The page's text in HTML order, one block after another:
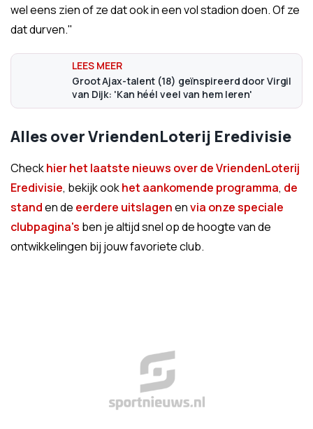
wel eens zien of ze dat ook in een vol stadion doen. Of ze
dat durven."
Groot Ajax-talent (18) geïnspireerd door Virgil
van Dijk: 'Kan héél veel van hem leren'
Alles over VriendenLoterij Eredivisie
Checkhier het laatste nieuws over de VriendenLoterij
Eredivisie, bekijk ookhet aankomende programma, de
standen de eerdere uitslagenenvia onze speciale
clubpagina's ben je altijd snel op de hoogte van de
ontwikkelingen bij jouw favoriete club.